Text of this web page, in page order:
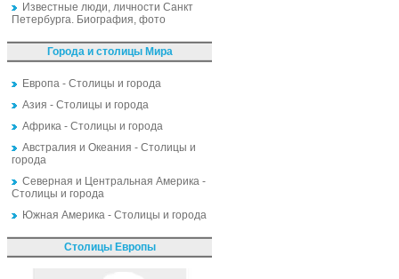
Известные люди, личности Санкт
Петербурга. Биография, фото
Города и столицы Мира
Европа - Столицы и города
Азия - Столицы и города
Африка - Столицы и города
Австралия и Океания - Столицы и
города
Северная и Центральная Америка -
Столицы и города
Южная Америка - Столицы и города
Столицы Европы